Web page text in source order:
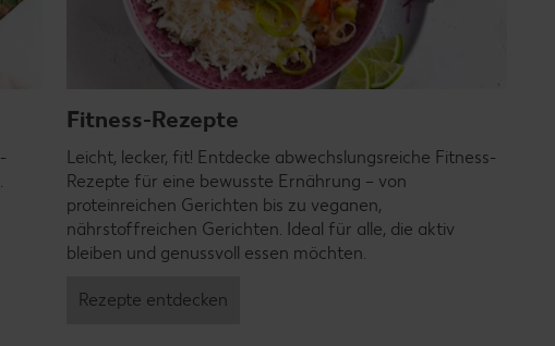
Fitness-Rezepte
Leicht, lecker, fit! Entdecke abwechslungsreiche Fitness-
Rezepte für eine bewusste Ernährung – von
proteinreichen Gerichten bis zu veganen,
nährstoffreichen Gerichten. Ideal für alle, die aktiv
bleiben und genussvoll essen möchten.
Rezepte entdecken